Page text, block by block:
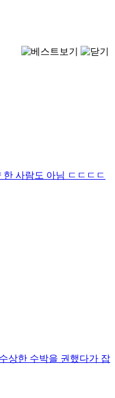
사람도 아님 ㄷㄷㄷㄷ
상한 수박을 권했다가 잡